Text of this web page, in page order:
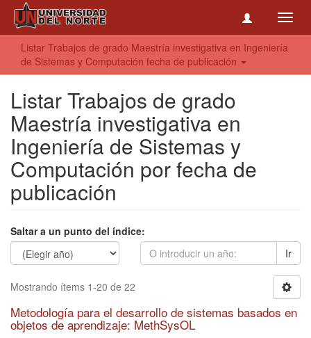
Listar Trabajos de grado Maestría investigativa en Ingeniería
de Sistemas y Computación fecha de publicación
Listar Trabajos de grado
Maestría investigativa en
Ingeniería de Sistemas y
Computación por fecha de
publicación
Saltar a un punto del índice:
Ir
Mostrando ítems 1-20 de 22
Metodología para el desarrollo de sistemas basados en
objetos de aprendizaje: MethSysOL